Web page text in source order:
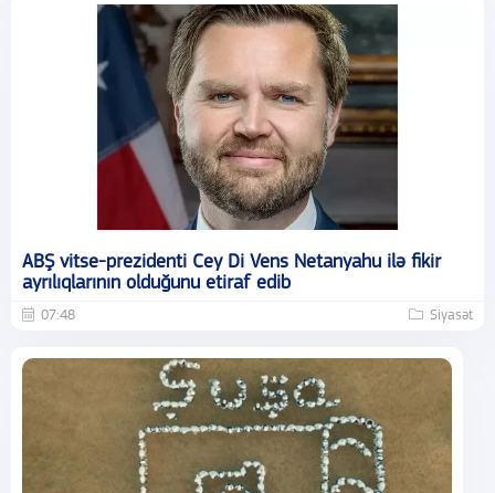
ABŞ vitse-prezidenti Cey Di Vens Netanyahu ilə fikir
ayrılıqlarının olduğunu etiraf edib
07:48 Siyasət